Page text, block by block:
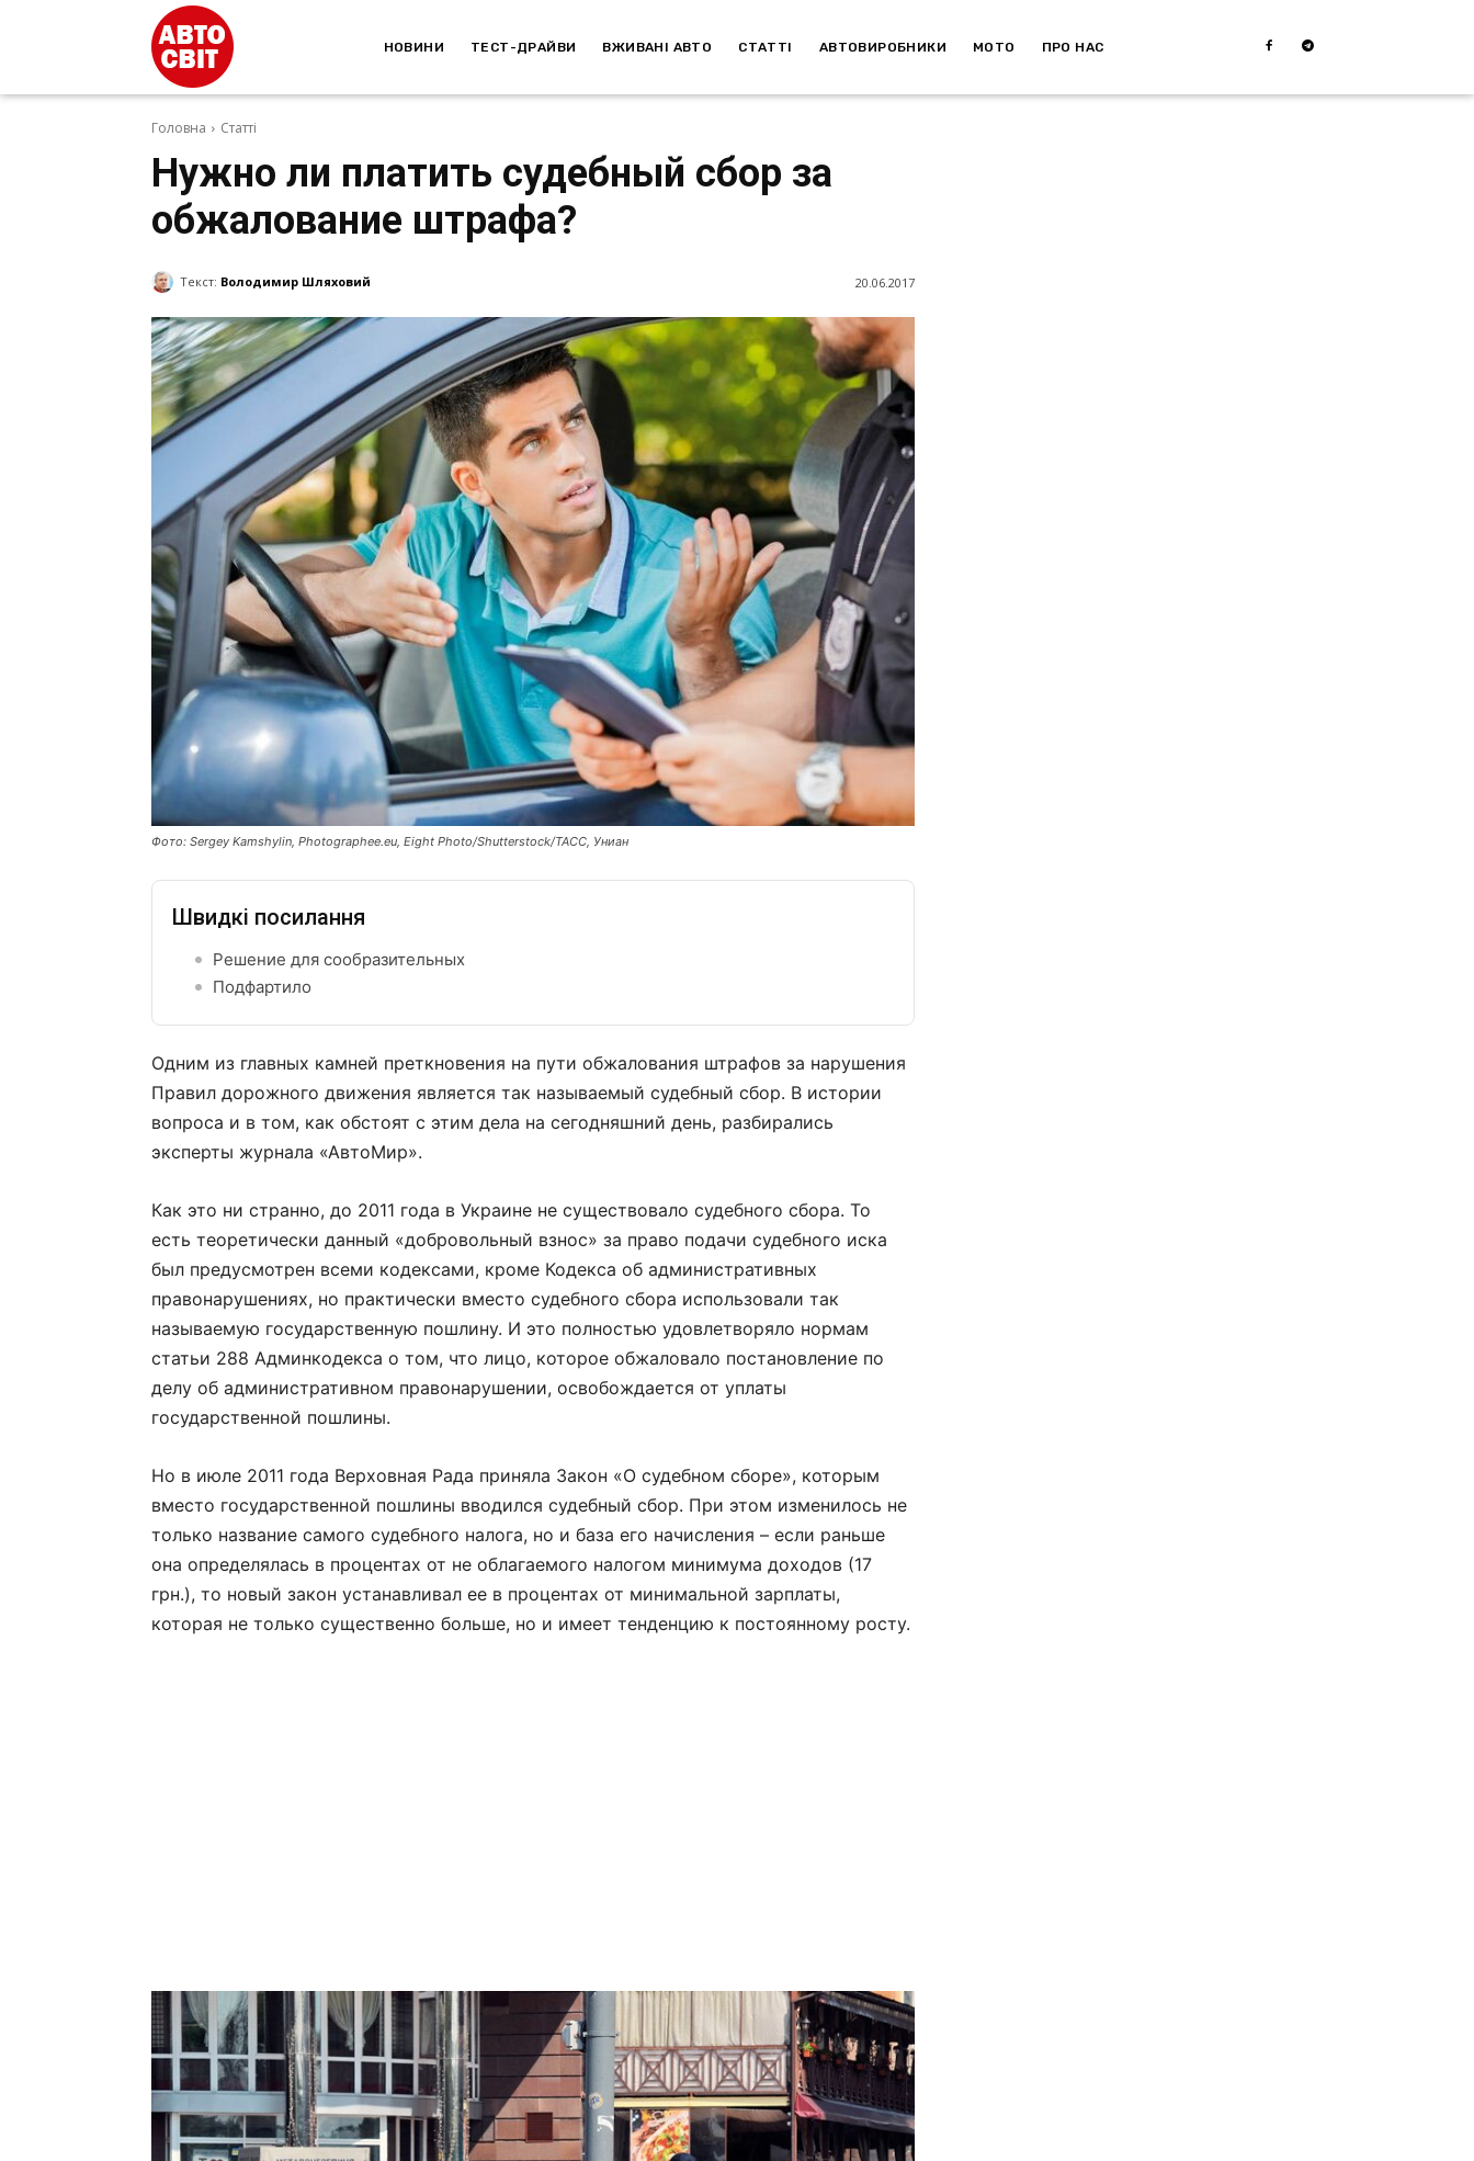
НОВИНИ ТЕСТ-ДРАЙВИ ВЖИВАНІ АВТО СТАТТІ АВТОВИРОБНИКИ МОТО ПРО НАС
Головна Статті
Нужно ли платить судебный сбор за
обжалование штрафа?
Текст: Володимир Шляховий 20.06.2017
Фото: Sergey Kamshylin, Photographee.eu, Eight Photo/Shutterstock/ТАСС, Униан
Швидкі посилання
Решение для сообразительных
Подфартило
Одним из главных камней преткновения на пути обжалования штрафов за нарушения
Правил дорожного движения является так называемый судебный сбор. В истории
вопроса и в том, как обстоят с этим дела на сегодняшний день, разбирались
эксперты журнала «АвтоМир».
Как это ни странно, до 2011 года в Украине не существовало судебного сбора. То
есть теоретически данный «добровольный взнос» за право подачи судебного иска
был предусмотрен всеми кодексами, кроме Кодекса об административных
правонарушениях, но практически вместо судебного сбора использовали так
называемую государственную пошлину. И это полностью удовлетворяло нормам
статьи 288 Админкодекса о том, что лицо, которое обжаловало постановление по
делу об административном правонарушении, освобождается от уплаты
государственной пошлины.
Но в июле 2011 года Верховная Рада приняла Закон «О судебном сборе», которым
вместо государственной пошлины вводился судебный сбор. При этом изменилось не
только название самого судебного налога, но и база его начисления – если раньше
она определялась в процентах от не облагаемого налогом минимума доходов (17
грн.), то новый закон устанавливал ее в процентах от минимальной зарплаты,
которая не только существенно больше, но и имеет тенденцию к постоянному росту.